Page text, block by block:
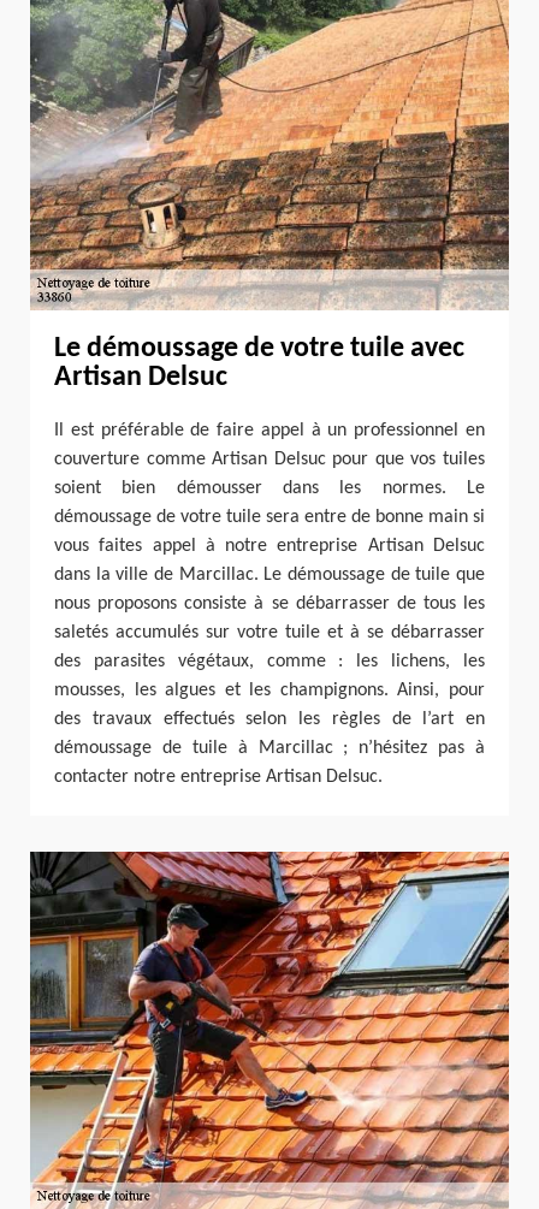
Le démoussage de votre tuile avec
Artisan Delsuc
Il est préférable de faire appel à un professionnel en
couverture comme Artisan Delsuc pour que vos tuiles
soient bien démousser dans les normes. Le
démoussage de votre tuile sera entre de bonne main si
vous faites appel à notre entreprise Artisan Delsuc
dans la ville de Marcillac. Le démoussage de tuile que
nous proposons consiste à se débarrasser de tous les
saletés accumulés sur votre tuile et à se débarrasser
des parasites végétaux, comme : les lichens, les
mousses, les algues et les champignons. Ainsi, pour
des travaux effectués selon les règles de l’art en
démoussage de tuile à Marcillac ; n’hésitez pas à
contacter notre entreprise Artisan Delsuc.